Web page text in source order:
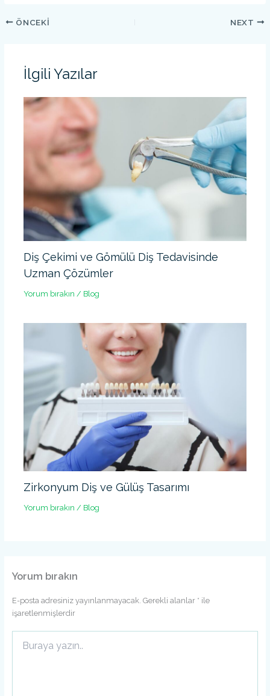
ÖNCEKI NEXT
İlgili Yazılar
Diş Çekimi ve Gömülü Diş Tedavisinde
Uzman Çözümler
Yorum bırakın / Blog
Zirkonyum Diş ve Gülüş Tasarımı
Yorum bırakın / Blog
Yorum bırakın
E-posta adresiniz yayınlanmayacak. Gerekli alanlar * ile
işaretlenmişlerdir
yazın..